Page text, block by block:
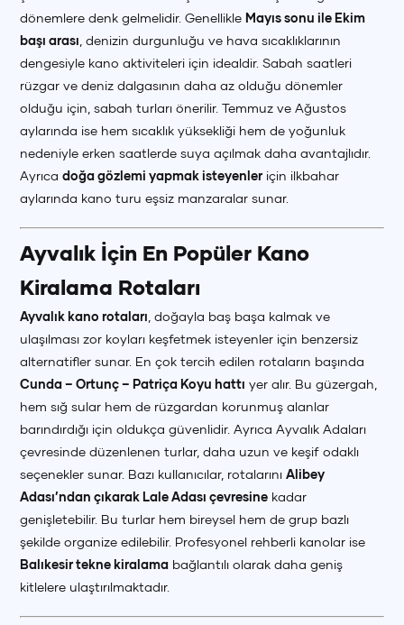
dönemlere denk gelmelidir. Genellikle Mayıs sonu ile Ekim
başı arası , denizin durgunluğu ve hava sıcaklıklarının
dengesiyle kano aktiviteleri için idealdir. Sabah saatleri
rüzgar ve deniz dalgasının daha az olduğu dönemler
olduğu için, sabah turları önerilir. Temmuz ve Ağustos
aylarında ise hem sıcaklık yüksekliği hem de yoğunluk
nedeniyle erken saatlerde suya açılmak daha avantajlıdır.
Ayrıcadoğa gözlemi yapmak isteyenler için ilkbahar
aylarında kano turu eşsiz manzaralar sunar.
Ayvalık İçin En Popüler Kano
Kiralama Rotaları
Ayvalık kano rotaları , doğayla baş başa kalmak ve
ulaşılması zor koyları keşfetmek isteyenler için benzersiz
alternatifler sunar. En çok tercih edilen rotaların başında
Cunda – Ortunç – Patriça Koyu hattı yer alır. Bu güzergah,
hem sığ sular hem de rüzgardan korunmuş alanlar
barındırdığı için oldukça güvenlidir. Ayrıca Ayvalık Adaları
çevresinde düzenlenen turlar, daha uzun ve keşif odaklı
seçenekler sunar. Bazı kullanıcılar, rotalarınıAlibey
Adası’ndan çıkarak Lale Adası çevresine kadar
genişletebilir. Bu turlar hem bireysel hem de grup bazlı
şekilde organize edilebilir. Profesyonel rehberli kanolar ise
Balıkesir tekne kiralama bağlantılı olarak daha geniş
kitlelere ulaştırılmaktadır.